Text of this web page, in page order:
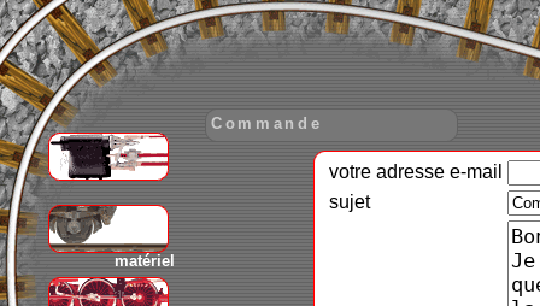
matériel
Commande
votre adresse e-mail
sujet